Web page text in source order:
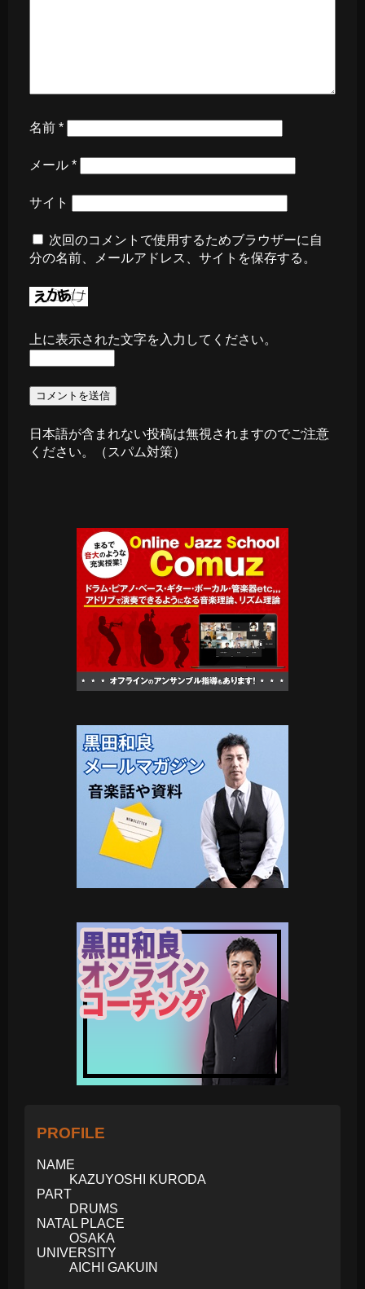
名前 *
メール *
サイト
次回のコメントで使用するためブラウザーに自
分の名前、メールアドレス、サイトを保存する。
上に表示された文字を入力してください。
日本語が含まれない投稿は無視されますのでご注意
ください。（スパム対策）
PROFILE
NAME
KAZUYOSHI KURODA
PART
DRUMS
NATAL PLACE
OSAKA
UNIVERSITY
AICHI GAKUIN